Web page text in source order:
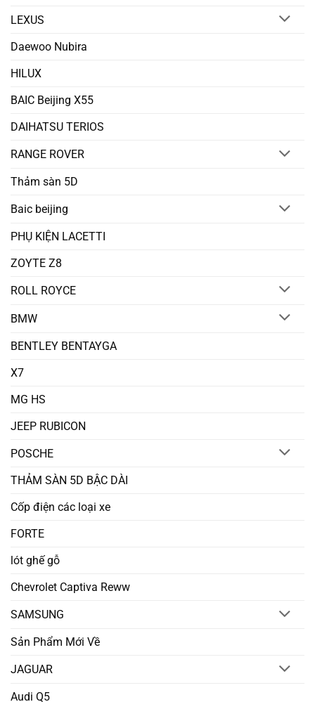
LEXUS
Daewoo Nubira
HILUX
BAIC Beijing X55
DAIHATSU TERIOS
RANGE ROVER
Thảm sàn 5D
Baic beijing
PHỤ KIỆN LACETTI
ZOYTE Z8
ROLL ROYCE
BMW
BENTLEY BENTAYGA
X7
MG HS
JEEP RUBICON
POSCHE
THẢM SÀN 5D BẬC DÀI
Cốp điện các loại xe
FORTE
lót ghế gỗ
Chevrolet Captiva Reww
SAMSUNG
Sản Phẩm Mới Về
JAGUAR
Audi Q5